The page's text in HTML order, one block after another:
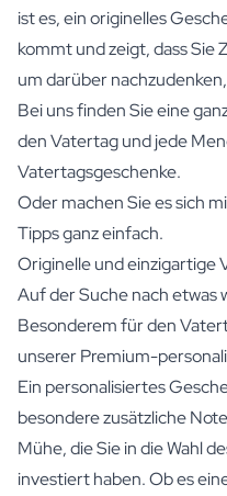
ist es, ein originelles
kommt und zeigt, dass Sie
um darüber
Bei uns finden Sie eine
den Vatertag und jede
Vatertagsgeschenke.
Oder machen Sie es sich
Tipps ganz einfach.
Originelle und
Auf der Suche nach etwas
Besonderem für den
unserer Premium-
Ein personalisiertes
besondere zusätzliche
Mühe, die Sie in die Wahl
investiert haben. Ob es